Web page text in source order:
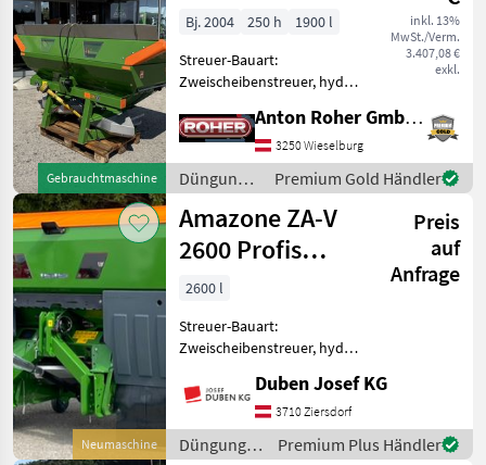
ZA-
M
1500
ZA-M
1501
Profis
ZA-
M
1502
ZA-M
Profis
ZA-
TS
3200
ZA-V
2000
ZA-V
2000
Special
Gebrauchtmaschine
inkl. 13%
MwSt./Verm.
3.407,08 €
exkl.
Bj. 2004 250 h
1900 l
Streuer-Bauart:
Zweischeibenstreuer, hydr.
Streumengenverstellung *
Behälteraufsatz L1000 *
Beleuchtung * Gelenkwelle
* Streuschaufeln OM10-18 *
Siebgi
Anton Roher GmbH (ACA Center Roher)
3250 Wieselburg
Düngung
und
Beregnung
/ Amazone
Premium Gold Händler
Neumaschine
Amazone ZA-V
2600 Profis
Tronic
Preis
auf
Anfrage
2600 l
Streuer-Bauart:
Zweischeibenstreuer, hydr.
Grenzstreueinrichtung,
Streumengenverstellung
Wiegetechnikstreuer,
Behälterinhalt 2600 Liter,
Duben Josef KG
3710 Ziersdorf
Düngung
Premium Plus Händler